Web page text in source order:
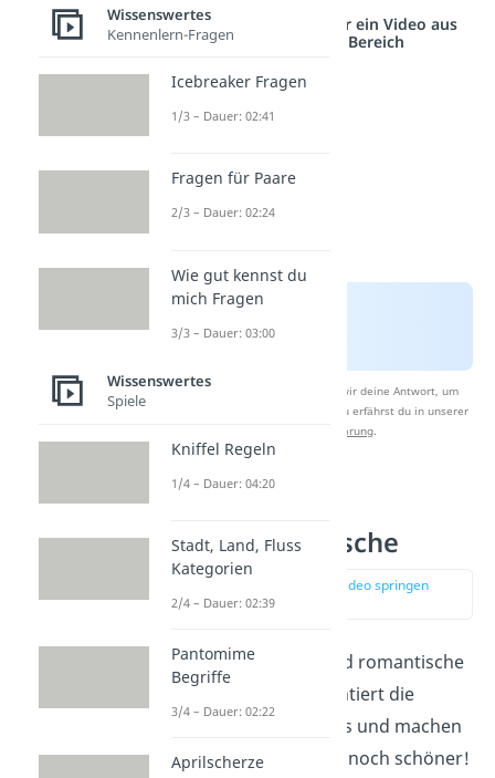
Studyflix vernetzt: Hier ein Video aus
einem anderen Bereich
Nach Beantwortung speichern wir deine Antwort, um
Studyflix zu verbessern. Mehr dazu erfährst du in unserer
Datenschutzerklärung.
Hochzeitswünsche
zur Stelle im Video springen
(01:34)
Ein paarliebevolle
und romantische
Worte berühren garantiert die
Herzen des Brautpaars und machen
ihren besonderen Tag noch schöner!
Wissenswertes
Kennenlern-Fragen
Icebreaker Fragen
1/3 – Dauer: 02:41
Fragen für Paare
2/3 – Dauer: 02:24
Wie gut kennst du
mich Fragen
3/3 – Dauer: 03:00
Wissenswertes
Spiele
Kniffel Regeln
1/4 – Dauer: 04:20
Stadt, Land, Fluss
Kategorien
2/4 – Dauer: 02:39
Pantomime
Begriffe
3/4 – Dauer: 02:22
Aprilscherze